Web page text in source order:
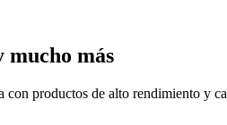
mucho más
con productos de alto rendimiento